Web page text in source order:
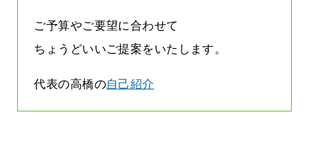
ご予算やご要望に合わせて
ちょうどいいご提案をいたします。
代表の高橋の自己紹介